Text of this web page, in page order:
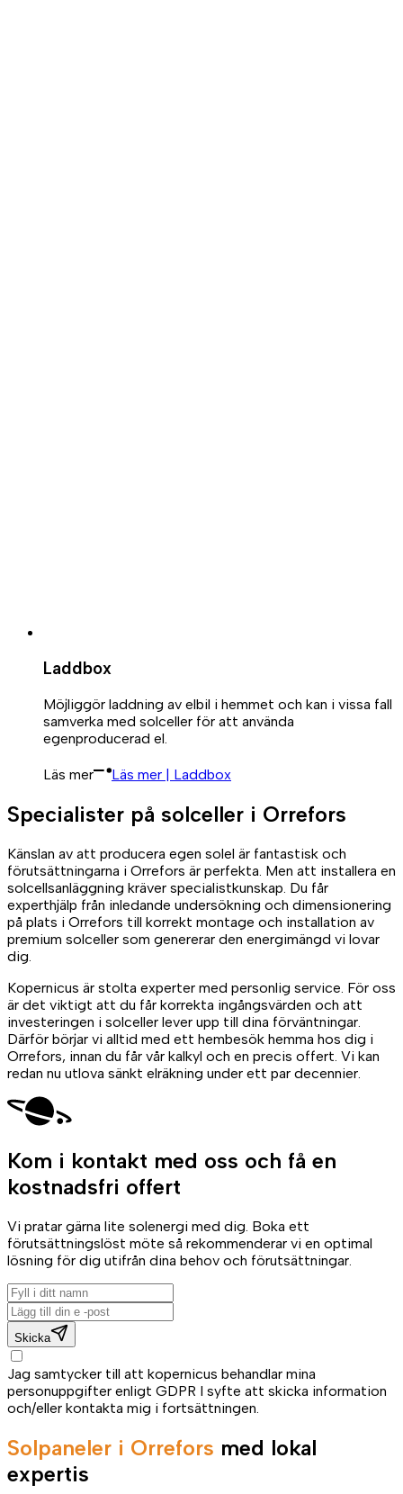
Laddbox
Möjliggör laddning av elbil i hemmet och kan i vissa fall
samverka med solceller för att använda
egenproducerad el.
Läs mer Läs mer | Laddbox
Specialister på solceller i Orrefors
Känslan av att producera egen solel är fantastisk och
förutsättningarna i Orrefors är perfekta. Men att installera en
solcellsanläggning kräver specialistkunskap. Du får
experthjälp från inledande undersökning och dimensionering
på plats i Orrefors till korrekt montage och installation av
premium solceller som genererar den energimängd vi lovar
dig.
Kopernicus är stolta experter med personlig service. För oss
är det viktigt att du får korrekta ingångsvärden och att
investeringen i solceller lever upp till dina förväntningar.
Därför börjar vi alltid med ett hembesök hemma hos dig i
Orrefors, innan du får vår kalkyl och en precis offert. Vi kan
redan nu utlova sänkt elräkning under ett par decennier.
Kom i kontakt med oss och få en
kostnadsfri offert
Vi pratar gärna lite solenergi med dig. Boka ett
förutsättningslöst möte så rekommenderar vi en optimal
lösning för dig utifrån dina behov och förutsättningar.
Skicka
Jag samtycker till att kopernicus behandlar mina
personuppgifter enligt GDPR I syfte att skicka information
och/eller kontakta mig i fortsättningen.
Solpaneler i Orrefors med lokal
expertis